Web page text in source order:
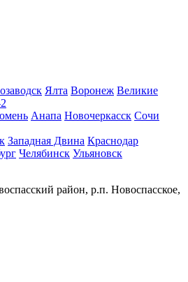
Ялта Воронеж Великие
Анапа Новочеркасск Сочи
Западная Двина Краснодар
Челябинск Ульяновск
район, р.п. Новоспасское,